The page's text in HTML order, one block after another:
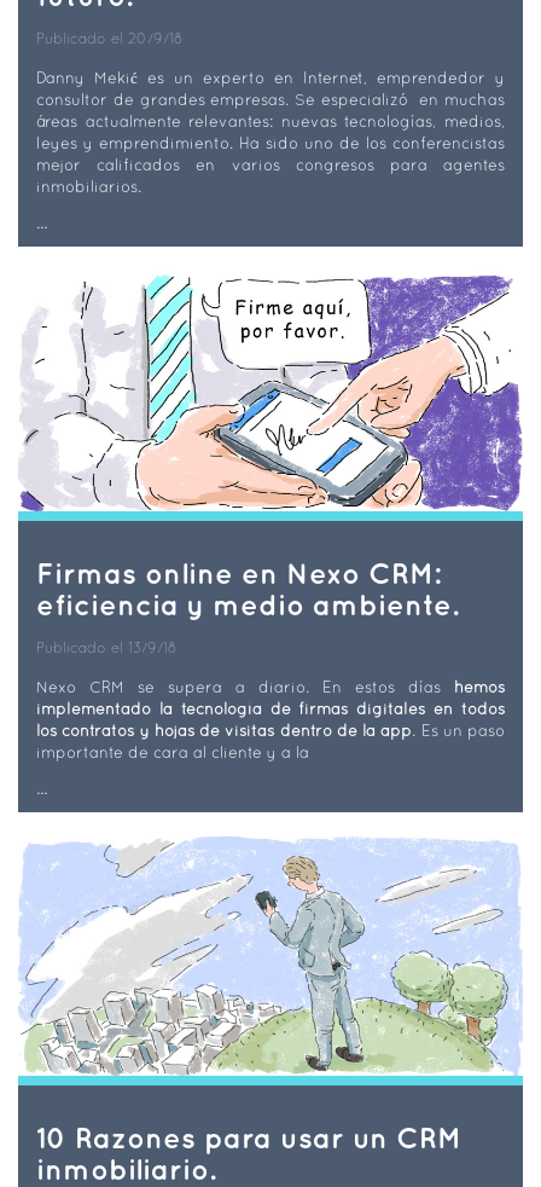
Publicado el 20/9/18
Danny Mekić es un experto en Internet, emprendedor y
consultor de grandes empresas. Se especializó en muchas
áreas actualmente relevantes: nuevas tecnologías, medios,
leyes y emprendimiento. Ha sido uno de los conferencistas
mejor calificados en varios congresos para agentes
inmobiliarios.
...
Firmas online en Nexo CRM:
eficiencia y medio ambiente.
Publicado el 13/9/18
Nexo CRM se supera a diario. En estos días hemos
implementado la tecnología de firmas digitales en todos
los contratos y hojas de visitas dentro de la app. Es un paso
importante de cara al cliente y a la
...
10 Razones para usar un CRM
inmobiliario.